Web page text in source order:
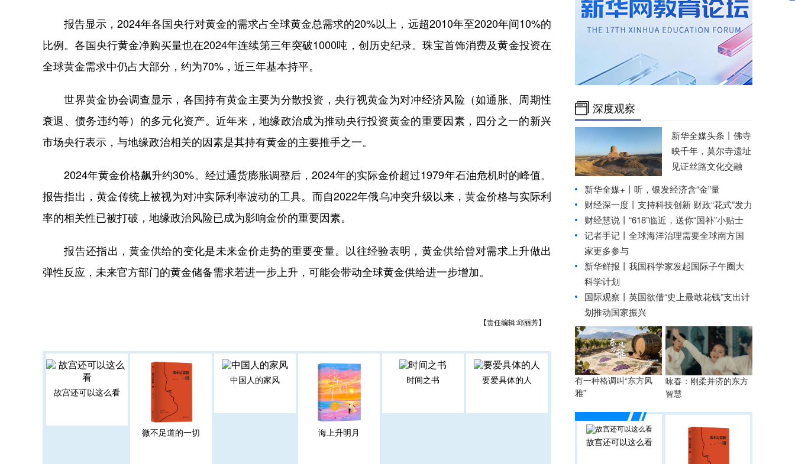
报告显示，2024年各国央行对黄金的需求占全球黄金总需求的20%以上，远超2010年至2020年间10%的
比例。各国央行黄金净购买量也在2024年连续第三年突破1000吨，创历史纪录。珠宝首饰消费及黄金投资在
全球黄金需求中仍占大部分，约为70%，近三年基本持平。
世界黄金协会调查显示，各国持有黄金主要为分散投资，央行视黄金为对冲经济风险（如通胀、周期性
衰退、债务违约等）的多元化资产。近年来，地缘政治成为推动央行投资黄金的重要因素，四分之一的新兴
市场央行表示，与地缘政治相关的因素是其持有黄金的主要推手之一。
2024年黄金价格飙升约30%。经过通货膨胀调整后，2024年的实际金价超过1979年石油危机时的峰值。
报告指出，黄金传统上被视为对冲实际利率波动的工具。而自2022年俄乌冲突升级以来，黄金价格与实际利
率的相关性已被打破，地缘政治风险已成为影响金价的重要因素。
报告还指出，黄金供给的变化是未来金价走势的重要变量。以往经验表明，黄金供给曾对需求上升做出
弹性反应，未来官方部门的黄金储备需求若进一步上升，可能会带动全球黄金供给进一步增加。
【责任编辑:邱丽芳】
故宫还可以这么看
微不足道的一切
中国人的家风
海上升明月
时间之书 要爱具体的人
深度观察
新华全媒头条丨 佛寺
映千年，莫尔寺遗址
见证丝路文化交融
新华全媒+丨 听，银发经济含“金”量
财经深一度丨支持科技创新 财政“花式”发力
财经慧说丨“618”临近，送你“国补”小贴士
记者手记丨全球海洋治理需要全球南方国
家更多参与
新华鲜报丨我国科学家发起国际子午圈大
科学计划
国际观察丨 英国欲借“史上最敢花钱”支出计
划推动国家振兴
有一种格调叫“东方风
雅”
咏春：刚柔并济的东方
智慧
故宫还可以这么看